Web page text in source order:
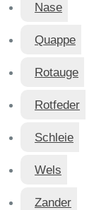
Nase
Quappe
Rotauge
Rotfeder
Schleie
Wels
Zander